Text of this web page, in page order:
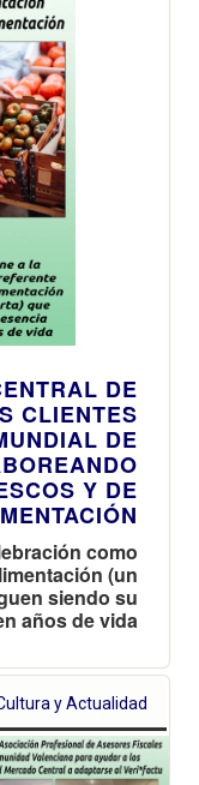
una de las
150 tarjetas
regalo que
utilizar hasta
DE
CLIENTES
DE
Y DE
como
(un
siendo su
años de vida
y Actualidad